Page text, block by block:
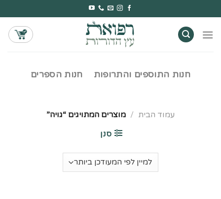
to
content
חנות התוספים והתרופות חנות הספרים
עמוד הבית / מוצרים המתויגים “גויה”
סנן